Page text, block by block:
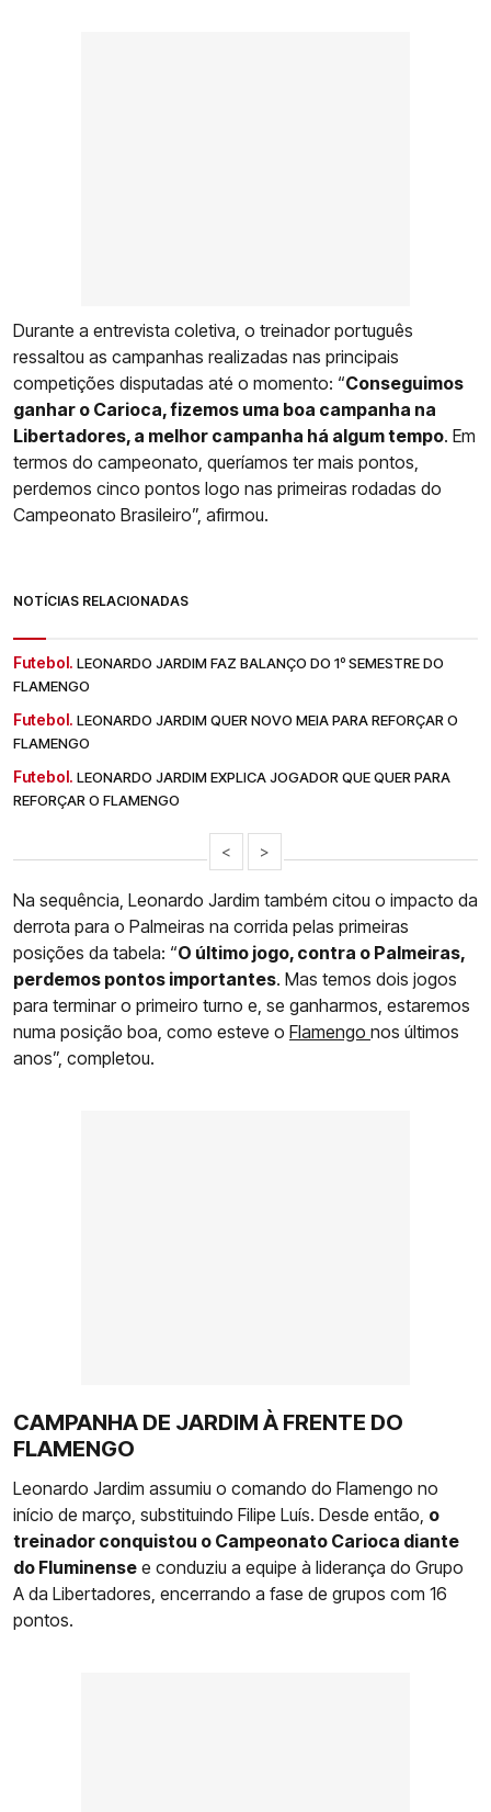
Durante a entrevista coletiva, o treinador português
ressaltou as campanhas realizadas nas principais
competições disputadas até o momento: “Conseguimos
ganhar o Carioca, fizemos uma boa campanha na
Libertadores, a melhor campanha há algum tempo. Em
termos do campeonato, queríamos ter mais pontos,
perdemos cinco pontos logo nas primeiras rodadas do
Campeonato Brasileiro”, afirmou.
NOTÍCIAS RELACIONADAS
Futebol. LEONARDO JARDIM FAZ BALANÇO DO 1º SEMESTRE DO
FLAMENGO
Futebol. LEONARDO JARDIM QUER NOVO MEIA PARA REFORÇAR O
FLAMENGO
Futebol. LEONARDO JARDIM EXPLICA JOGADOR QUE QUER PARA
REFORÇAR O FLAMENGO
< >
Na sequência, Leonardo Jardim também citou o impacto da
derrota para o Palmeiras na corrida pelas primeiras
posições da tabela: “O último jogo, contra o Palmeiras,
perdemos pontos importantes. Mas temos dois jogos
para terminar o primeiro turno e, se ganharmos, estaremos
numa posição boa, como esteve o Flamengo nos últimos
anos”, completou.
CAMPANHA DE JARDIM À FRENTE DO
FLAMENGO
Leonardo Jardim assumiu o comando do Flamengo no
início de março, substituindo Filipe Luís. Desde então, o
treinador conquistou o Campeonato Carioca diante
do Fluminense e conduziu a equipe à liderança do Grupo
A da Libertadores, encerrando a fase de grupos com 16
pontos.